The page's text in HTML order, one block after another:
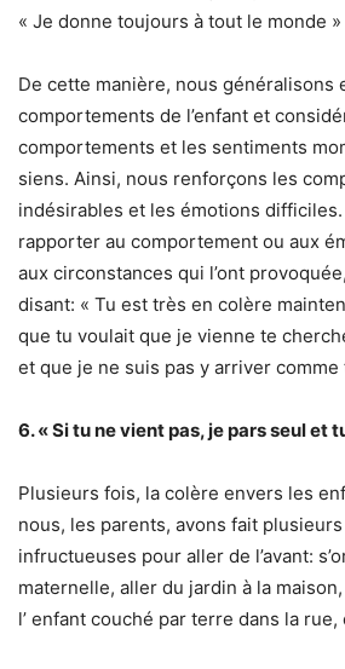
« Je donne toujours à tout le monde
De cette manière, nous généralisons
comportements de l’enfant et
comportements et les sentiments
siens. Ainsi, nous renforçons les
indésirables et les émotions
rapporter au comportement ou aux
aux circonstances qui l’ont
disant: « Tu est très en colère
que tu voulait que je vienne te
et que je ne suis pas y arriver
6. « Si tu ne vient pas, je pars seul et
Plusieurs fois, la colère envers les
nous, les parents, avons fait
infructueuses pour aller de l’avant:
maternelle, aller du jardin à la
l’ enfant couché par terre dans la rue,